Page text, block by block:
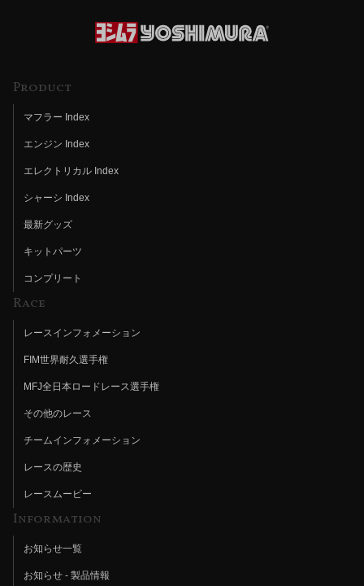
Product
マフラー Index
エンジン Index
エレクトリカル Index
シャーシ Index
最新グッズ
キットパーツ
コンプリート
Race
レースインフォメーション
FIM世界耐久選手権
MFJ全日本ロードレース選手権
その他のレース
チームインフォメーション
レースの歴史
レースムービー
Information
お知らせ一覧
お知らせ - 製品情報